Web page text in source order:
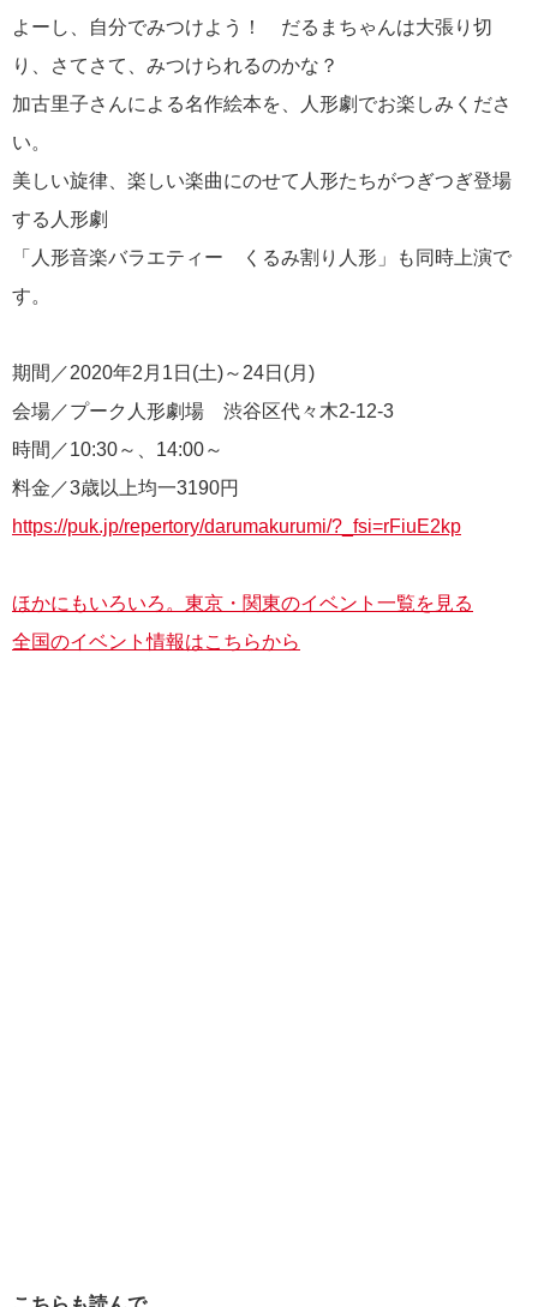
よーし、自分でみつけよう！ だるまちゃんは大張り切
り、さてさて、みつけられるのかな？
加古里子さんによる名作絵本を、人形劇でお楽しみくださ
い。
美しい旋律、楽しい楽曲にのせて人形たちがつぎつぎ登場
する人形劇
「人形音楽バラエティー くるみ割り人形」も同時上演で
す。
期間／2020年2月1日(土)～24日(月)
会場／プーク人形劇場 渋谷区代々木2-12-3
時間／10:30～、14:00～
料金／3歳以上均一3190円
https://puk.jp/repertory/darumakurumi/?_fsi=rFiuE2kp
ほかにもいろいろ。東京・関東のイベント一覧を見る
全国のイベント情報はこちらから